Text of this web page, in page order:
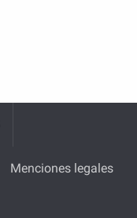
Menciones legales